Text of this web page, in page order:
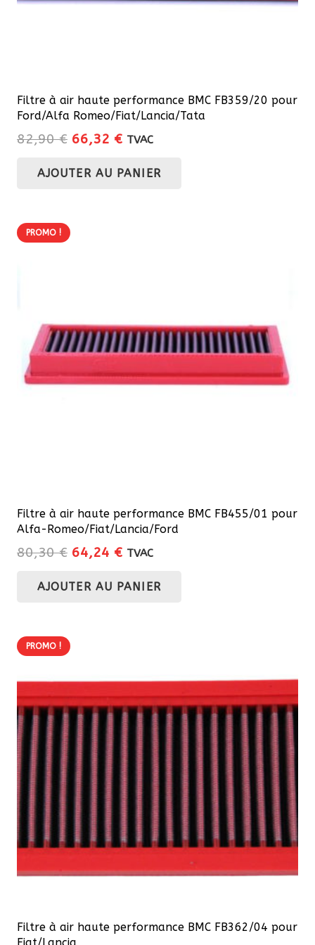
Filtre à air haute performance BMC FB359/20 pour
Ford/Alfa Romeo/Fiat/Lancia/Tata
82,90€ Le
initial
66,32 €Le
actuel
TVAC
AJOUTER AU PANIER
PROMO !
Filtre à air haute performance BMC FB455/01 pour
Alfa-Romeo/Fiat/Lancia/Ford
80,30€ Le
initial
64,24 €Le
actuel
TVAC
AJOUTER AU PANIER
PROMO !
Filtre à air haute performance BMC FB362/04 pour